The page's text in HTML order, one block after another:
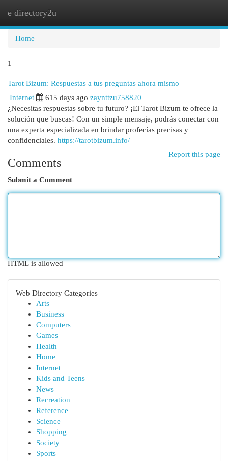
e directory2u
Home
1
Tarot Bizum: Respuestas a tus preguntas ahora mismo
Internet 615 days ago zaynttzu758820
¿Necesitas respuestas sobre tu futuro? ¡El Tarot Bizum te ofrece la
solución que buscas! Con un simple mensaje, podrás conectar con
una experta especializada en brindar profecías precisas y
confidenciales. https://tarotbizum.info/
Report this page
Comments
Submit a Comment
HTML is allowed
Web Directory Categories
Arts
Business
Computers
Games
Health
Home
Internet
Kids and Teens
News
Recreation
Reference
Science
Shopping
Society
Sports